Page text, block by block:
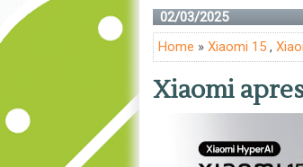
02/03/2025
Home » Xiaomi 15,
Xiaomi